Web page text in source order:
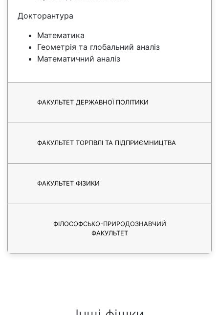
Докторантура
Математика
Геометрія та глобальний аналіз
Математичний аналіз
ФАКУЛЬТЕТ ДЕРЖАВНОЇ ПОЛІТИКИ
ФАКУЛЬТЕТ ТОРГІВЛІ ТА ПІДПРИЄМНИЦТВА
ФАКУЛЬТЕТ ФІЗИКИ
ФІЛОСОФСЬКО-ПРИРОДОЗНАВЧИЙ
ФАКУЛЬТЕТ